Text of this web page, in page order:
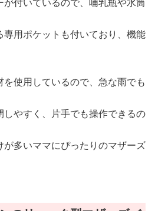
用ポケットも付いており、機能
使用しているので、急な雨でも
やすく、片手でも操作できるの
多いママにぴったりのマザーズ